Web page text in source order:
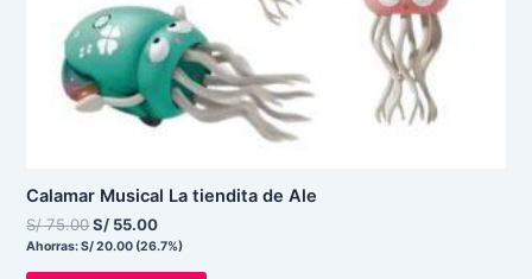
Calamar Musical La tiendita de Ale
S/75.00S/ 55.00
Ahorras:S/20.00 (26.7%)